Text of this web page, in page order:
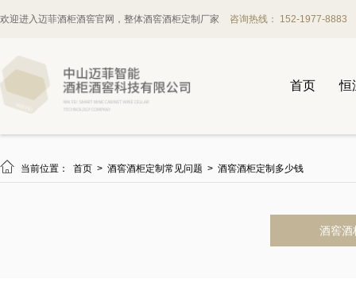
欢迎进入迈菲酒柜酒窖官网，整体酒窖酒柜定制厂家 咨询热线： 152-1977-8883
首页 恒
 当前位置： 首页 > 酒窖酒柜定制常见问题 > 酒窖酒柜定制多少钱
酒窖酒